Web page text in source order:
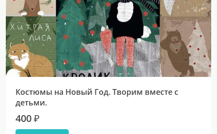
Костюмы на Новый Год. Творим вместе с
детьми.
400 ₽